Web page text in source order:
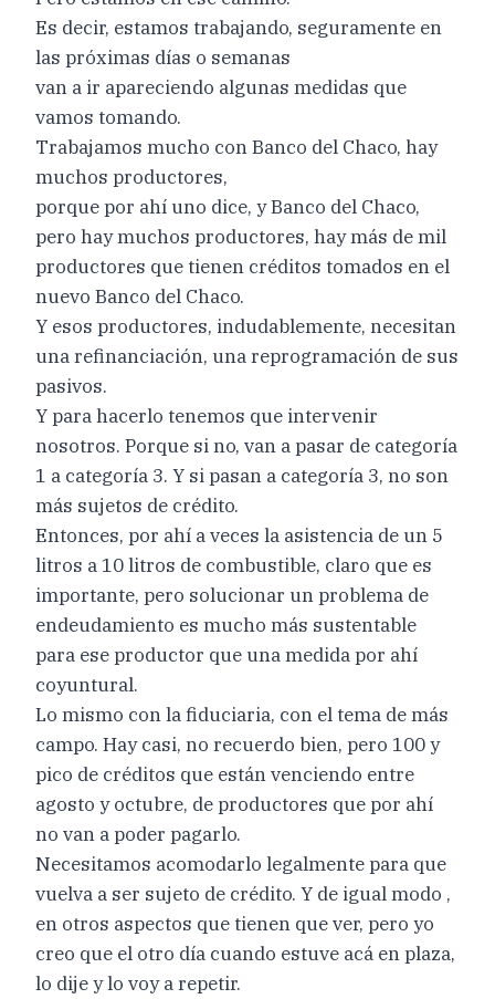
Es decir, estamos trabajando, seguramente en
las próximas días o semanas
van a ir apareciendo algunas medidas que
vamos tomando.
Trabajamos mucho con Banco del Chaco, hay
muchos productores,
porque por ahí uno dice, y Banco del Chaco,
pero hay muchos productores, hay más de mil
productores que tienen créditos tomados en el
nuevo Banco del Chaco.
Y esos productores, indudablemente, necesitan
una refinanciación, una reprogramación de sus
pasivos.
Y para hacerlo tenemos que intervenir
nosotros. Porque si no, van a pasar de categoría
1 a categoría 3. Y si pasan a categoría 3, no son
más sujetos de crédito.
Entonces, por ahí a veces la asistencia de un 5
litros a 10 litros de combustible, claro que es
importante, pero solucionar un problema de
endeudamiento es mucho más sustentable
para ese productor que una medida por ahí
coyuntural.
Lo mismo con la fiduciaria, con el tema de más
campo. Hay casi, no recuerdo bien, pero 100 y
pico de créditos que están venciendo entre
agosto y octubre, de productores que por ahí
no van a poder pagarlo.
Necesitamos acomodarlo legalmente para que
vuelva a ser sujeto de crédito. Y de igual modo ,
en otros aspectos que tienen que ver, pero yo
creo que el otro día cuando estuve acá en plaza,
lo dije y lo voy a repetir.